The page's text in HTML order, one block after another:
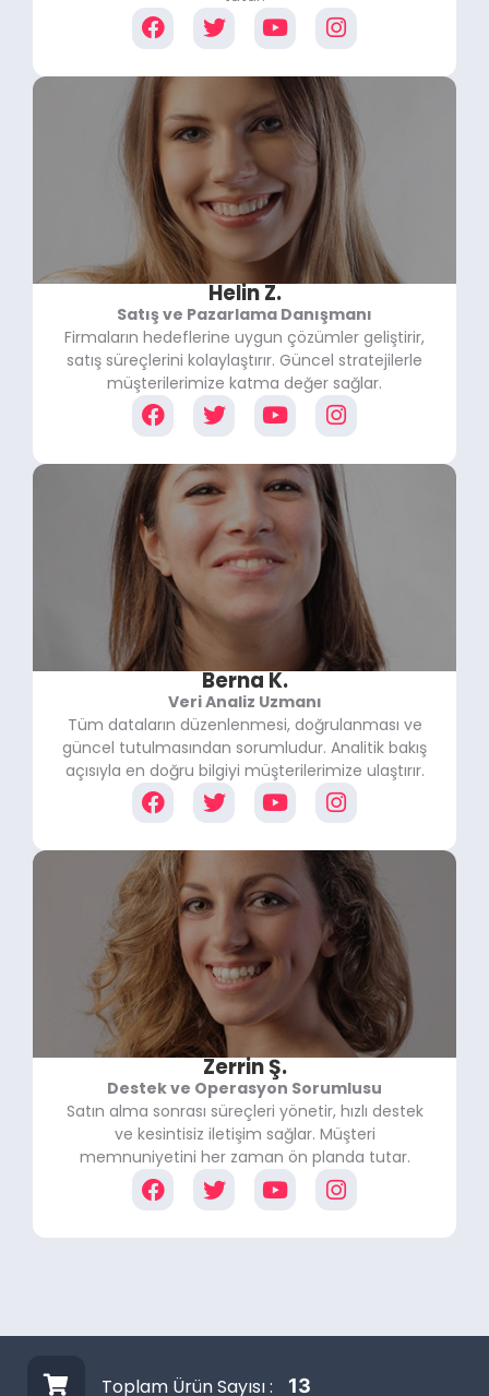
Helin Z.
Satış ve Pazarlama Danışmanı
Firmaların hedeflerine uygun çözümler geliştirir,
satış süreçlerini kolaylaştırır. Güncel stratejilerle
müşterilerimize katma değer sağlar.
Berna K.
Veri Analiz Uzmanı
Tüm dataların düzenlenmesi, doğrulanması ve
güncel tutulmasından sorumludur. Analitik bakış
açısıyla en doğru bilgiyi müşterilerimize ulaştırır.
Zerrin Ş.
Destek ve Operasyon Sorumlusu
Satın alma sonrası süreçleri yönetir, hızlı destek
ve kesintisiz iletişim sağlar. Müşteri
memnuniyetini her zaman ön planda tutar.
Toplam Ürün Sayısı : 13